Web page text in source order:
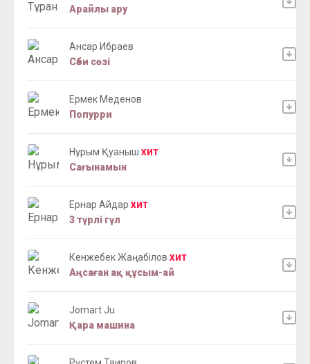
Арайлы ару
Ансар Ибраев
Сәби сөзі
Ермек Меденов
Попурри
Нұрым Қуаныш ХИТ
Сағынамын
Ернар Айдар ХИТ
3 түрлі гүл
Кенжебек Жаңабілов ХИТ
Аңсаған ақ құсым-ай
Jomart Ju
Қара машина